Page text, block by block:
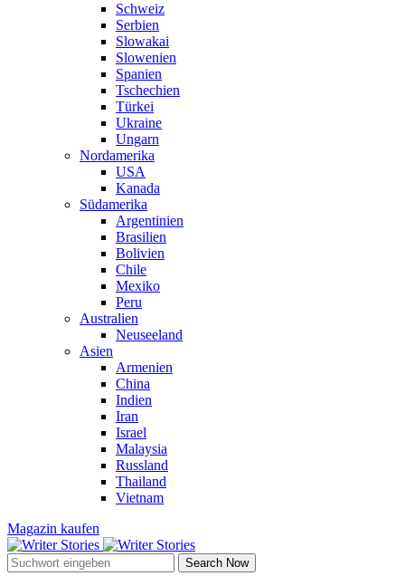
Schweiz
Serbien
Slowakai
Slowenien
Spanien
Tschechien
Türkei
Ukraine
Ungarn
Nordamerika
USA
Kanada
Südamerika
Argentinien
Brasilien
Bolivien
Chile
Mexiko
Peru
Australien
Neuseeland
Asien
Armenien
China
Indien
Iran
Israel
Malaysia
Russland
Thailand
Vietnam
Magazin kaufen
Search Now